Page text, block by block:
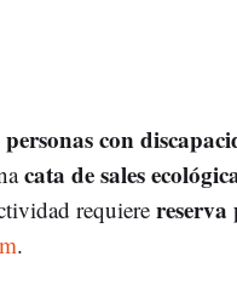
personas con
cata de sales
requiere reserva
.